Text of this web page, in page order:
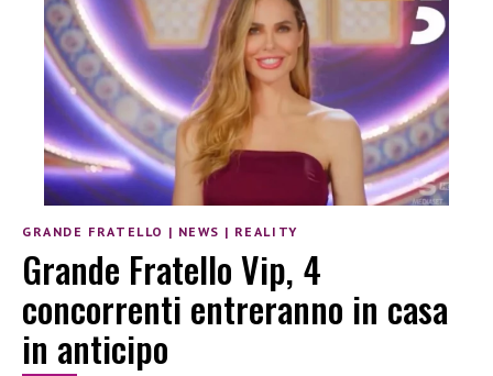
GRANDE FRATELLO | NEWS | REALITY
Grande Fratello Vip, 4
concorrenti entreranno in casa
in anticipo